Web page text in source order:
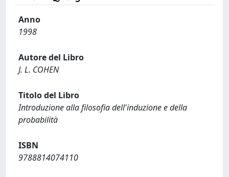
Anno
1998
Autore del Libro
J. L. COHEN
Titolo del Libro
Introduzione alla filosofia dell'induzione e della
probabilità
ISBN
9788814074110